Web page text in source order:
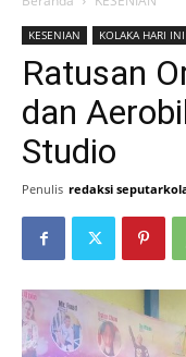
KESENIAN KOLAKA HARI INI
Ratusan
dan
Studio
Penulis redaksi